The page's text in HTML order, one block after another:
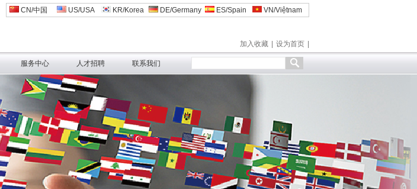
CN/中国 US/USA KR/Korea DE/Germany ES/Spain VN/Việtnam
设为首页
加入收藏
服务中心 人才招聘 联系我们